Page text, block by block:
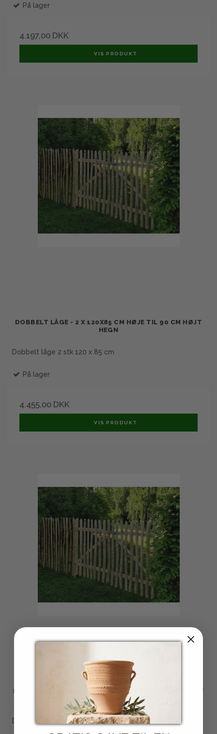
På lager
4.197,00 DKK
VIS PRODUKT
DOBBELT LÅGE - 2 X 120X85 CM HØJE TIL 90 CM HØJT
HEGN
Dobbelt låge 2 stk 120 x 85 cm
På lager
4.455,00 DKK
VIS PRODUKT
DOBBELT LÅGE - 2 X 120X95 CM HØJE TIL 100 CM HØJT
HEGN
Dobbelt låge 2 stk 120 x 95 cm